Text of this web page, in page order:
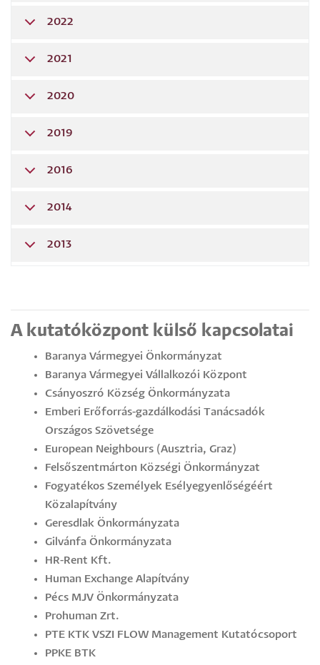
2022
2021
2020
2019
2016
2014
2013
A kutatóközpont külső kapcsolatai
Baranya Vármegyei Önkormányzat
Baranya Vármegyei Vállalkozói Központ
Csányoszró Község Önkormányzata
Emberi Erőforrás-gazdálkodási Tanácsadók
Országos Szövetsége
European Neighbours (Ausztria, Graz)
Felsőszentmárton Községi Önkormányzat
Fogyatékos Személyek Esélyegyenlőségéért
Közalapítvány
Geresdlak Önkormányzata
Gilvánfa Önkormányzata
HR-Rent Kft.
Human Exchange Alapítvány
Pécs MJV Önkormányzata
Prohuman Zrt.
PTE KTK VSZI FLOW Management Kutatócsoport
PPKE BTK